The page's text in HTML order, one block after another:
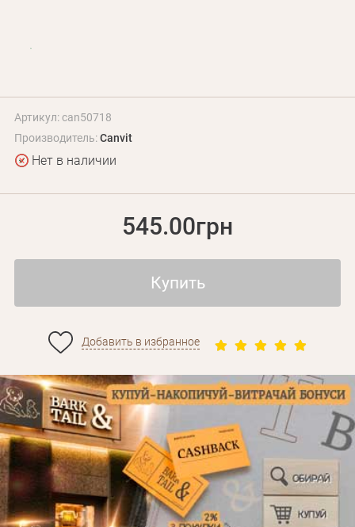
Артикул: can50718
Производитель:Canvit
Нет в наличии
545.00грн
Купить
Добавить в избранное